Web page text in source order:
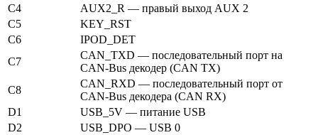
C4
AUX2_R — правый выход AUX 2
C5
KEY_RST
C6
IPOD_DET
C7
CAN_TXD — последовательный порт на
CAN-Bus декодер (CAN TX)
C8
CAN_RXD — последовательный порт от
CAN-Bus декодера (CAN RX)
D1
USB_5V — питание USB
D2
USB_DPO — USB 0